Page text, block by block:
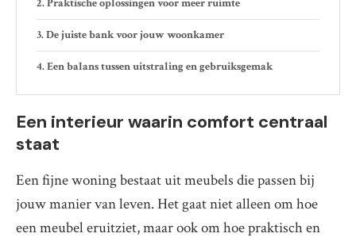
Praktische oplossingen voor meer ruimte
De juiste bank voor jouw woonkamer
Een balans tussen uitstraling en gebruiksgemak
Een interieur waarin comfort centraal
staat
Een fijne woning bestaat uit meubels die passen bij
jouw manier van leven. Het gaat niet alleen om hoe
een meubel eruitziet, maar ook om hoe praktisch en